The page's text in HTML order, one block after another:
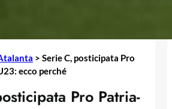
> Serie C, posticipata Pro
ecco perché
Pro Patria-